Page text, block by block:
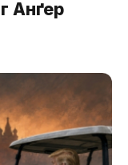
Анґер